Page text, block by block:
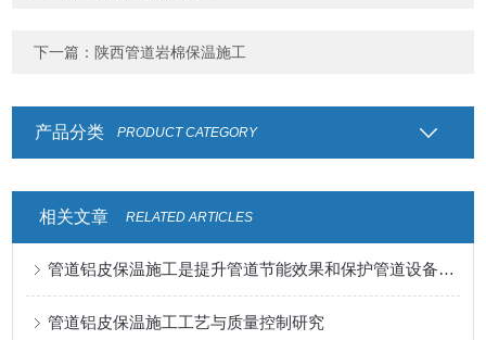
下一篇： 陕西管道岩棉保温施工
产品分类 PRODUCT CATEGORY
相关文章 RELATED ARTICLES
管道铝皮保温施工是提升管道节能效果和保护管道设备的关键步骤
管道铝皮保温施工工艺与质量控制研究